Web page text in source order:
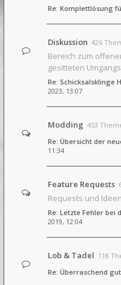
Re: Komplettlösung
Diskussion 426
Bereich zum
gesitteten
Re: Schicksalsklinge
2023, 13:07
Modding 453
Re: Übersicht der
11:34
Feature Requests
Requests und
Re: Letzte Fehler bei
2019, 12:04
Lob & Tadel 118
Re: Überraschend